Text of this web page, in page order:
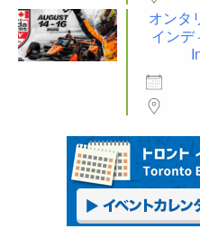
オンタ
インデ